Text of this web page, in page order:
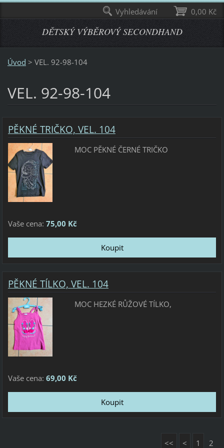
DĚTSKÝ VÝBĚROVÝ SECONDHAND
Úvod > VEL. 92-98-104
VEL. 92-98-104
PĚKNÉ TRIČKO, VEL. 104
MOC PĚKNÉ ČERNÉ TRIČKO
Vaše cena: 75,00 Kč
PĚKNÉ TÍLKO, VEL. 104
MOC HEZKÉ RŮŽOVÉ TÍLKO,
Vaše cena: 69,00 Kč
<< < 1 2
0,00 Kč
Vyhledávání